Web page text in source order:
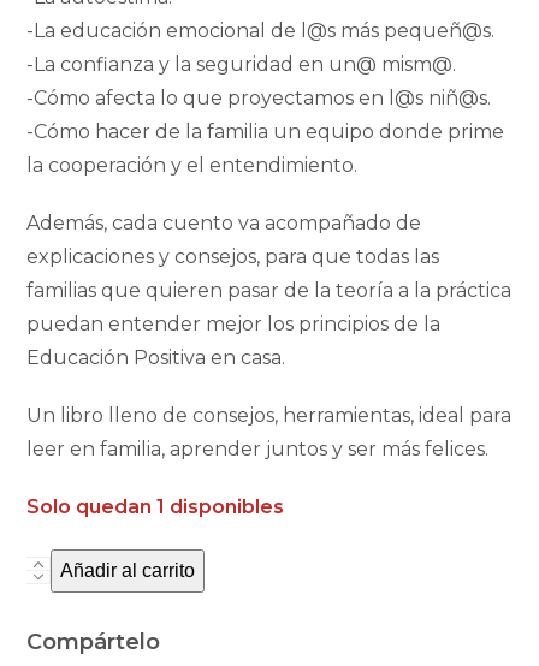
-La educación emocional de l@s más pequeñ@s.
-La confianza y la seguridad en un@ mism@.
-Cómo afecta lo que proyectamos en l@s niñ@s.
-Cómo hacer de la familia un equipo donde prime
la cooperación y el entendimiento.
Además, cada cuento va acompañado de
explicaciones y consejos, para que todas las
familias que quieren pasar de la teoría a la práctica
puedan entender mejor los principios de la
Educación Positiva en casa.
Un libro lleno de consejos, herramientas, ideal para
leer en familia, aprender juntos y ser más felices.
Solo quedan 1 disponibles
Cuentos
para
Añadir al carrito
Compártelo